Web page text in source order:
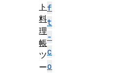
f
t
-
c
o
ト
料
理
帳
ツ
ー